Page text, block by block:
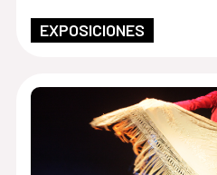
EXPOSICIONES